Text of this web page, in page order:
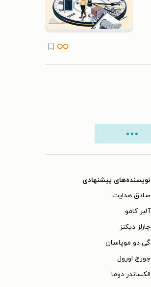
نویسنده‌های پیشنهادی
صادق هدایت
آلبر کامو
چارلز دیکنز
گی دو موپاسان
جورج اورول
الکساندر دوما